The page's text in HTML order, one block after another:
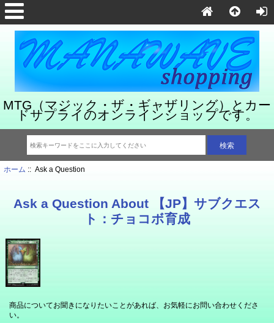
MTG（マジック・ザ・ギャザリング）とカー
ドサプライのオンラインショップです。
ホーム :: Ask a Question
Ask a Question About 【JP】サブクエス
ト：チョコボ育成
商品についてお聞きになりたいことがあれば、お気軽にお問い合わせくださ
い。